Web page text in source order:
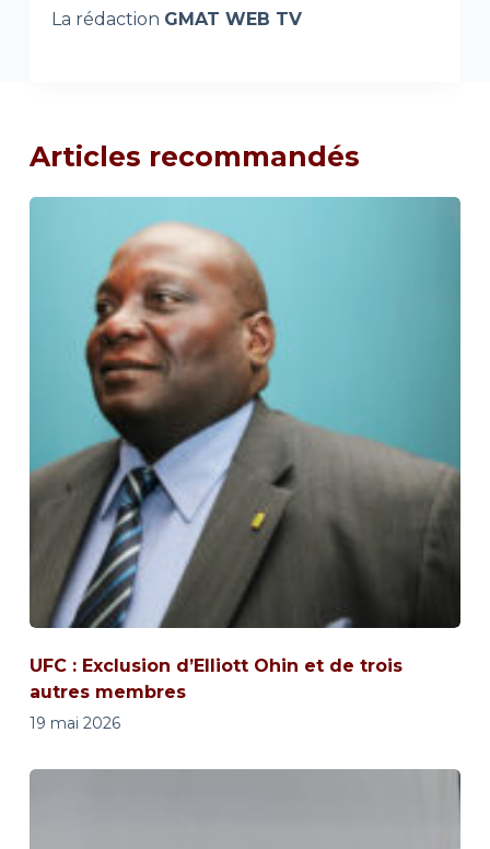
La rédaction GMAT WEB TV
Articles recommandés
UFC : Exclusion d’Elliott Ohin et de trois
autres membres
19 mai 2026